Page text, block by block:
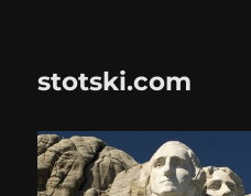
stotski.com